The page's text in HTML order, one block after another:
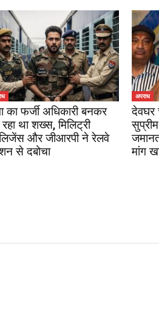
का फर्जी अधिकारी बनकर
था शख्स, मिलिट्री
और जीआरपी ने रेलवे
से दबोचा
अपराध
देवघर
मांग